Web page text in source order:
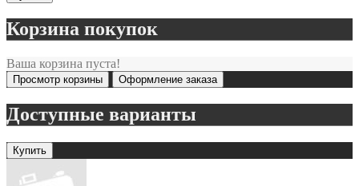
Корзина покупок
Ваша корзина пуста!
Просмотр корзины Оформление заказа
Доступные варианты